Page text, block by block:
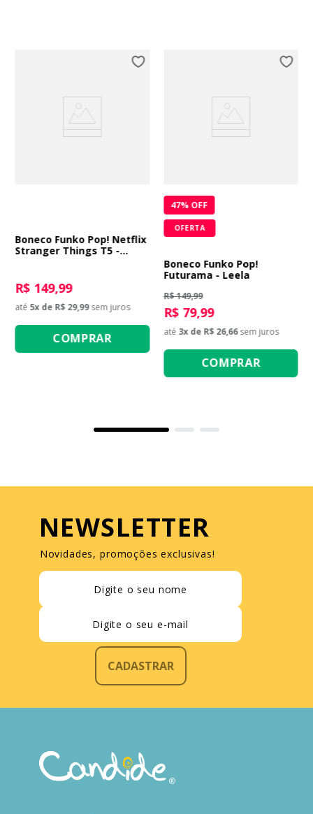
Boneco Funko Pop! Netflix
Stranger Things T5 -
R$ 149,99
até 5x de R$ 29,99 sem juros
COMPRAR
47% OFF
OFERTA
Boneco Funko Pop!
Futurama - Leela
R$ 149,99
R$ 79,99
até 3x de R$ 26,66 sem juros
COMPRAR
NEWSLETTER
Novidades, promoções exclusivas!
CADASTRAR